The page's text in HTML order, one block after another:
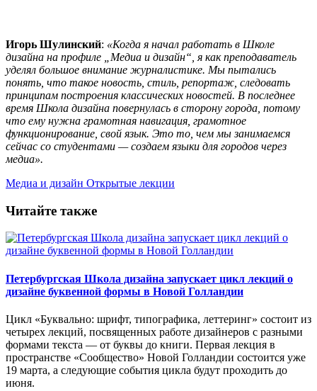
Игорь Шулинский: «Когда я начал работать в Школе
дизайна на профиле „Медиа и дизайн“, я как преподаватель
уделял большое внимание журналистике. Мы пытались
понять, что такое новость, стиль, репортаж, следовать
принципам построения классических новостей. В последнее
время Школа дизайна повернулась в сторону города, потому
что ему нужна грамотная навигация, грамотное
функционирование, свой язык. Это то, чем мы занимаемся
сейчас со студентами — создаем языки для городов через
медиа».
Медиа и дизайн Открытые лекции
Читайте также
Петербургская Школа дизайна запускает цикл лекций о
дизайне буквенной формы в Новой Голландии
Цикл «Буквально: шрифт, типографика, леттеринг» состоит из
четырех лекций, посвященных работе дизайнеров с разными
формами текста — от буквы до книги. Первая лекция в
пространстве «Сообщество» Новой Голландии состоится уже
19 марта, а следующие события цикла будут проходить до
июня.